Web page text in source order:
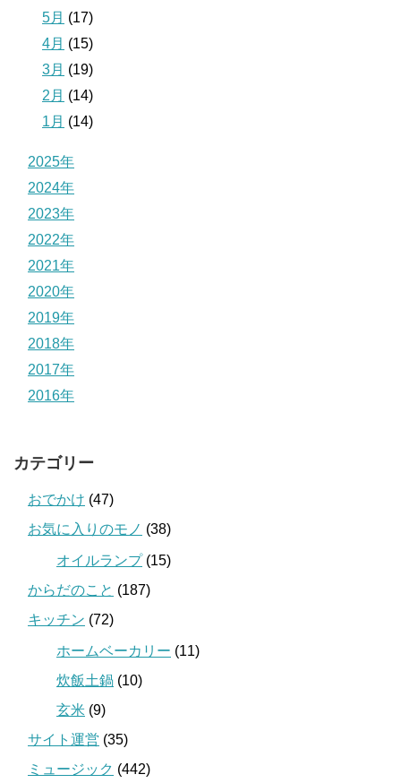
5月 (17)
4月 (15)
3月 (19)
2月 (14)
1月 (14)
2025年
2024年
2023年
2022年
2021年
2020年
2019年
2018年
2017年
2016年
カテゴリー
おでかけ (47)
お気に入りのモノ (38)
オイルランプ(15)
からだのこと (187)
キッチン (72)
ホームベーカリー (11)
炊飯土鍋 (10)
玄米 (9)
サイト運営 (35)
ミュージック (442)